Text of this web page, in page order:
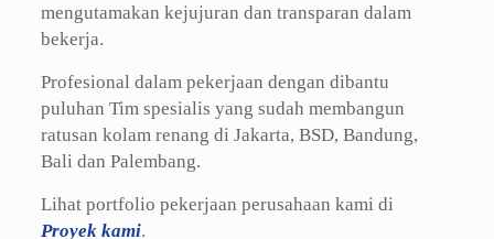
mengutamakan kejujuran dan transparan dalam
bekerja.
Profesional dalam pekerjaan dengan dibantu
puluhan Tim spesialis yang sudah membangun
ratusan kolam renang di Jakarta, BSD, Bandung,
Bali dan Palembang.
Lihat portfolio pekerjaan perusahaan kami di
Proyek kami.